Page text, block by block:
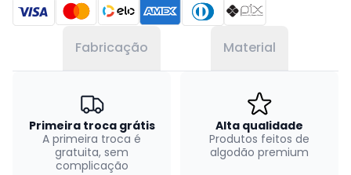
Fabricação Material
Primeira troca grátis
A primeira troca é
gratuita, sem
complicação
Alta qualidade
Produtos feitos de
algodão premium